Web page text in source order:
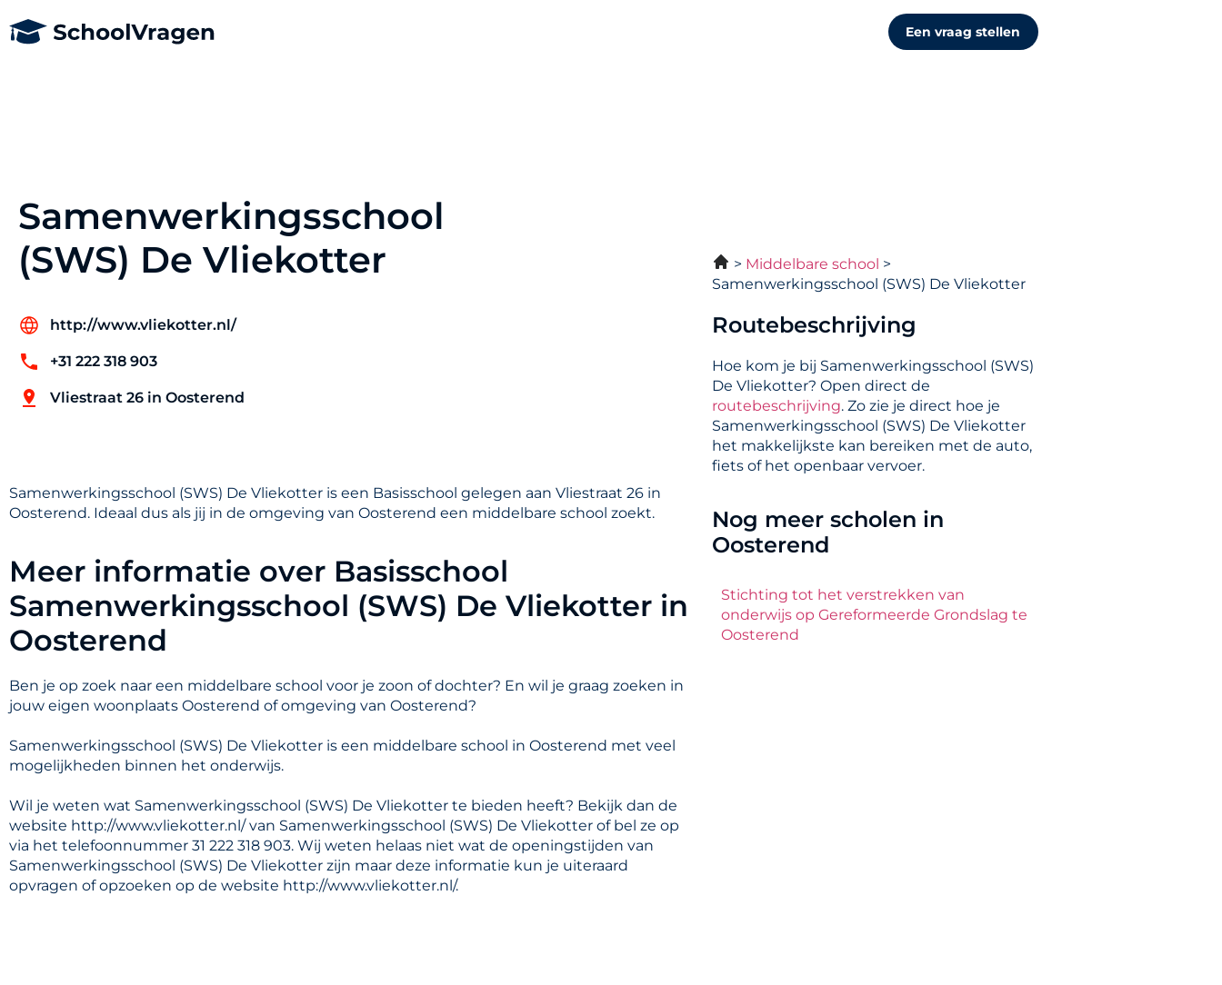
Een vraag stellen
Samenwerkingsschool
(SWS) De Vliekotter
http://www.vliekotter.nl/
+31 222 318 903
Vliestraat 26 in Oosterend
Samenwerkingsschool (SWS) De Vliekotter is een Basisschool gelegen aan Vliestraat 26 in
Oosterend. Ideaal dus als jij in de omgeving van Oosterend een middelbare school zoekt.
Meer informatie over Basisschool
Samenwerkingsschool (SWS) De Vliekotter in
Oosterend
Ben je op zoek naar een middelbare school voor je zoon of dochter? En wil je graag zoeken in
jouw eigen woonplaats Oosterend of omgeving van Oosterend?
Samenwerkingsschool (SWS) De Vliekotter is een middelbare school in Oosterend met veel
mogelijkheden binnen het onderwijs.
Wil je weten wat Samenwerkingsschool (SWS) De Vliekotter te bieden heeft? Bekijk dan de
website http://www.vliekotter.nl/ van Samenwerkingsschool (SWS) De Vliekotter of bel ze op
via het telefoonnummer 31 222 318 903. Wij weten helaas niet wat de openingstijden van
Samenwerkingsschool (SWS) De Vliekotter zijn maar deze informatie kun je uiteraard
opvragen of opzoeken op de website http://www.vliekotter.nl/.
Middelbare school
Samenwerkingsschool (SWS) De Vliekotter
Routebeschrijving
Hoe kom je bij Samenwerkingsschool (SWS)
De Vliekotter? Open direct de
routebeschrijving. Zo zie je direct hoe je
Samenwerkingsschool (SWS) De Vliekotter
het makkelijkste kan bereiken met de auto,
fiets of het openbaar vervoer.
Nog meer scholen in
Oosterend
Stichting tot het verstrekken van
onderwijs op Gereformeerde Grondslag te
Oosterend